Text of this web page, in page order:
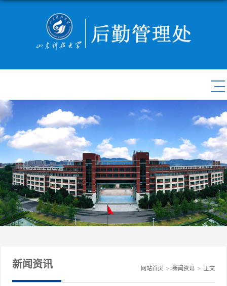
新闻资讯 网站首页 >新闻资讯 > 正文